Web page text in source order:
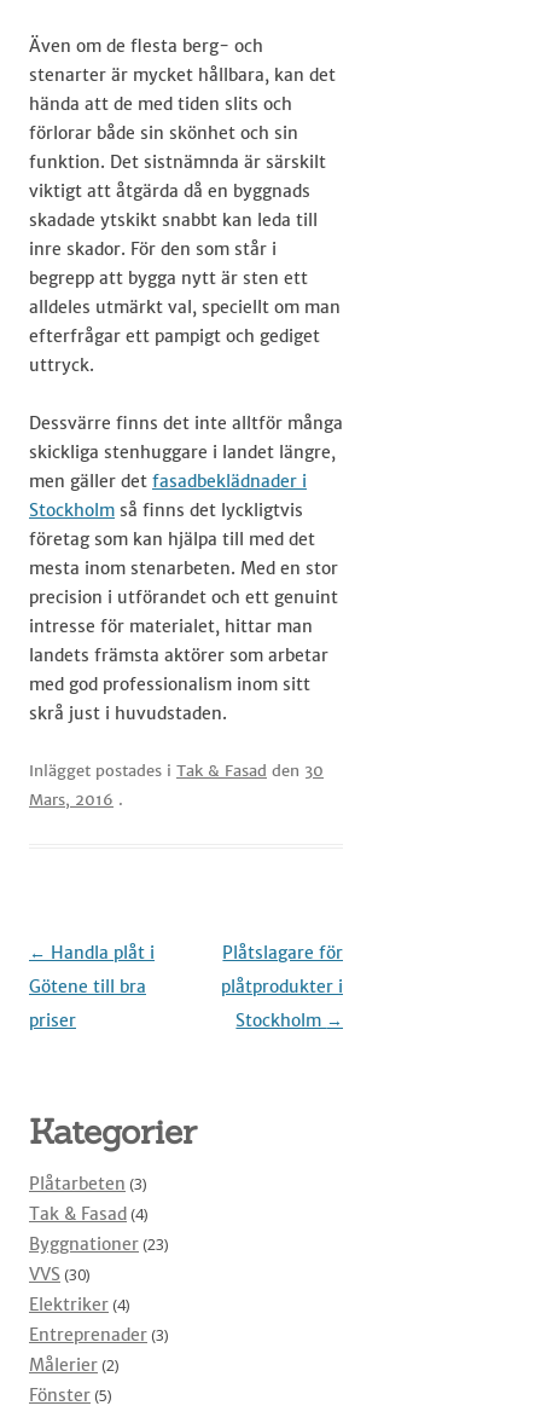
Även om de flesta berg- och
stenarter är mycket hållbara, kan det
hända att de med tiden slits och
förlorar både sin skönhet och sin
funktion. Det sistnämnda är särskilt
viktigt att åtgärda då en byggnads
skadade ytskikt snabbt kan leda till
inre skador. För den som står i
begrepp att bygga nytt är sten ett
alldeles utmärkt val, speciellt om man
efterfrågar ett pampigt och gediget
uttryck.
Dessvärre finns det inte alltför många
skickliga stenhuggare i landet längre,
men gäller det fasadbeklädnader i
Stockholm så finns det lyckligtvis
företag som kan hjälpa till med det
mesta inom stenarbeten. Med en stor
precision i utförandet och ett genuint
intresse för materialet, hittar man
landets främsta aktörer som arbetar
med god professionalism inom sitt
skrå just i huvudstaden.
Inlägget postades i Tak & Fasad den 30
Mars, 2016 .
Inläggsnavigering
← Handla plåt i
Götene till bra
priser
Plåtslagare för
plåtprodukter i
Stockholm →
Kategorier
Plåtarbeten (3)
Tak & Fasad (4)
Byggnationer (23)
VVS (30)
Elektriker (4)
Entreprenader (3)
Målerier (2)
Fönster (5)